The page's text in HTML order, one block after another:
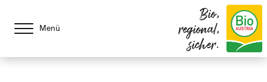
Menü
Bio,
regional,
sicher.